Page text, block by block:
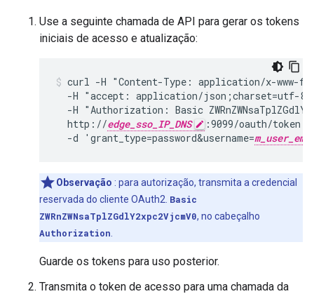
Use a seguinte chamada de API para gerar os tokens
iniciais de acesso e atualização:
curl -H "Content-Type: application/x-www-
-H "accept: application/json;charset=utf-8"
-H "Authorization: Basic
  http://
edge_sso_IP_DNS
:9099/oauth/token
  -d 'grant_type=password&username=
Observação : para autorização, transmita a credencial
reservada do cliente OAuth2. Basic
ZWRnZWNsaTplZGdlY2xpc2VjcmV0, no cabeçalho
Authorization
Guarde os tokens para uso posterior.
Transmita o token de acesso para uma chamada da